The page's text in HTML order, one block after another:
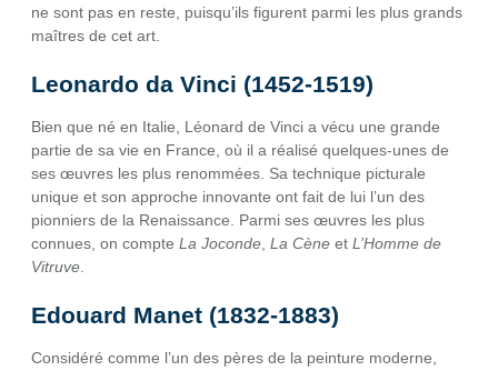
ne sont pas en reste, puisqu’ils figurent parmi les plus grands
maîtres de cet art.
Leonardo da Vinci (1452-1519)
Bien que né en Italie, Léonard de Vinci a vécu une grande
partie de sa vie en France, où il a réalisé quelques-unes de
ses œuvres les plus renommées. Sa technique picturale
unique et son approche innovante ont fait de lui l’un des
pionniers de la Renaissance. Parmi ses œuvres les plus
connues, on compte La Joconde La Cène et L’Homme de
Vitruve
Edouard Manet (1832-1883)
Considéré comme l’un des pères de la peinture moderne,